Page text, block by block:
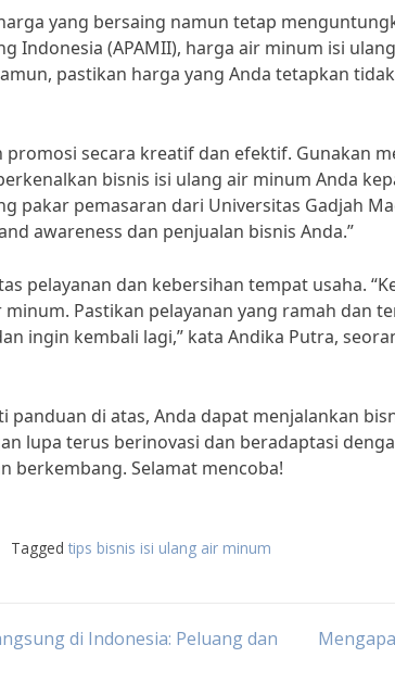
yang bersaing namun tetap
Indonesia (APAMII), harga air minum isi
pastikan harga yang Anda tetapkan
promosi secara kreatif dan efektif. Gunakan
bisnis isi ulang air minum Anda
pakar pemasaran dari Universitas Gadjah
awareness dan penjualan bisnis Anda.”
pelayanan dan kebersihan tempat usaha.
minum. Pastikan pelayanan yang ramah dan
ingin kembali lagi,” kata Andika Putra,
panduan di atas, Anda dapat menjalankan
lupa terus berinovasi dan beradaptasi
berkembang. Selamat mencoba!
Tagged tips bisnis isi ulang air minum
di Indonesia: Peluang dan